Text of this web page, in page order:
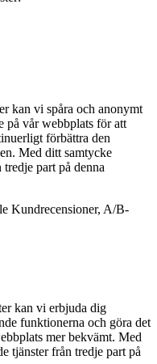
kan vi spåra och anonymt
på vår webbplats för att
förbättra den
Med ditt samtycke
part på denna
Kundrecensioner, A/B-
kan vi erbjuda dig
funktionerna och göra det
mer bekvämt. Med
tjänster från tredje part på